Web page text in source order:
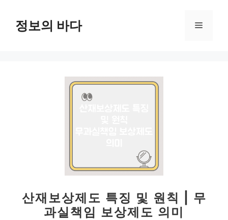
정보의 바다 메
산재보상제도 특징 및 원칙 | 무
과실책임 보상제도 의미